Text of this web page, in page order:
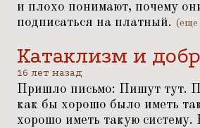
и плохо понимают, почему
подписаться на платный. (еще
Катаклизм и
16 лет назад
Пришло письмо: Пишут тут.
как бы хорошо было иметь
хорошо иметь такую